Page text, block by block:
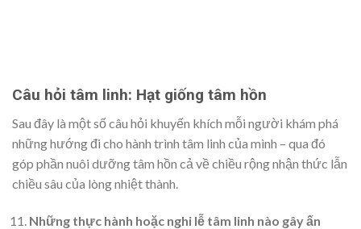
Câu hỏi tâm linh: Hạt giống tâm hồn
Sau đây là một số câu hỏi khuyến khích mỗi người khám phá
những hướng đi cho hành trình tâm linh của mình – qua đó
góp phần nuôi dưỡng tâm hồn cả về chiều rộng nhận thức lẫn
chiều sâu của lòng nhiệt thành.
Những thực hành hoặc nghi lễ tâm linh nào gây ấn